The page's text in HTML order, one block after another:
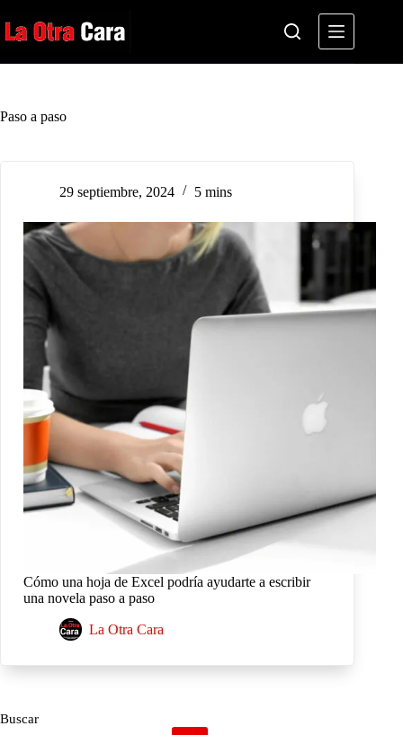
al
contenido
Paso a paso
29 septiembre, 2024 5 mins
Cómo una hoja de Excel podría ayudarte a escribir
una novela paso a paso
La Otra Cara
Buscar